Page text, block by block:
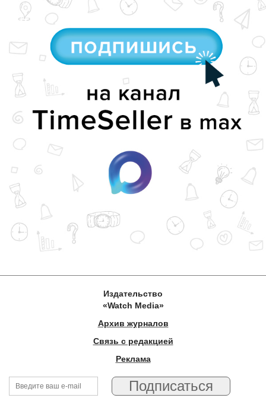
Издательство
«Watch Media»
Архив журналов
Связь с редакцией
Реклама